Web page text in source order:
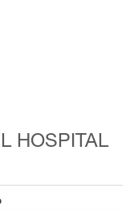
HOSPITAL